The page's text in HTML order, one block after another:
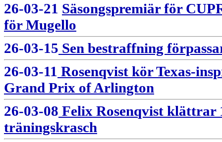
26-03-21 Säsongspremiär för
för Mugello
26-03-15 Sen bestraffning
26-03-11 Rosenqvist kör Texas-
Grand Prix of Arlington
26-03-08 Felix Rosenqvist klättrar
träningskrasch